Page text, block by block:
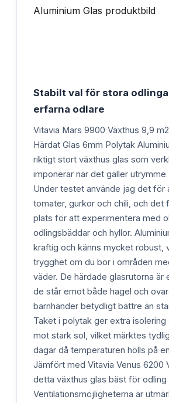
Stabilt val för stora
erfarna odlare
Vitavia Mars 9900 Växthus 9,9
Härdat Glas 6mm Polytak
riktigt stort växthus glas som
imponerar när det gäller
Under testet använde jag det för
tomater, gurkor och chili, och det
plats för att experimentera med
odlingsbäddar och hyllor.
kraftig och känns mycket robust,
trygghet om du bor i områden
väder. De härdade glasrutorna är
de står emot både hagel och
barnhänder betydligt bättre än
Taket i polytak ger extra
mot stark sol, vilket märktes
dagar då temperaturen hölls på
Jämfört med Vitavia Venus 6200
detta växthus glas bäst för odling
Ventilationsmöjligheterna är